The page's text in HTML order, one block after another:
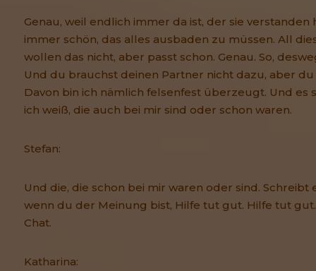
Genau, weil endlich immer da ist, der sie verstanden
immer schön, das alles ausbaden zu müssen. All
wollen das nicht, aber passt schon. Genau. So,
Und du brauchst deinen Partner nicht dazu, aber
Davon bin ich nämlich felsenfest überzeugt. Und es
ich weiß, die auch bei mir sind oder schon waren.
Stefan:
Und die, die schon bei mir waren oder sind. Schreibt
wenn du der Meinung bist, Hilfe tut gut. Hilfe tut
Chat.
Katharina: